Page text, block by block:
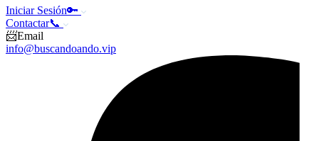
Iniciar Sesión🔑
Contactar📞
📨Email
info@buscandoando.vip